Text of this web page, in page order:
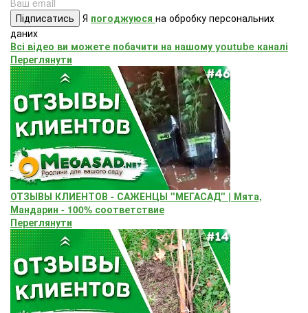
Підписатись Я погоджуюся на обробку персональних
даних
Всі відео ви можете побачити на нашому youtube каналі
Переглянути
ОТЗЫВЫ КЛИЕНТОВ - САЖЕНЦЫ "МЕГАСАД" | Мята,
Мандарин - 100% соответствие
Переглянути